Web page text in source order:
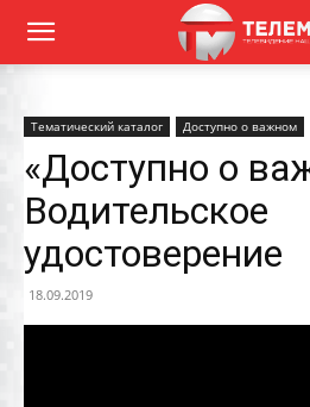
Тематический каталог Доступно о важном
«Доступно о
Водительское
удостоверение
18.09.2019